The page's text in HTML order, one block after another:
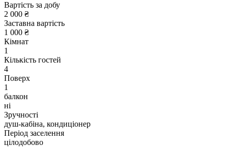
Вартість за добу
2 000 ₴
Заставна вартість
1 000 ₴
Кімнат
1
Кількість гостей
4
Поверх
1
балкон
ні
Зручності
душ-кабіна, кондиціонер
Період заселення
цілодобово